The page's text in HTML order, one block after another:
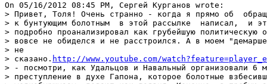
On 05/16/2012 08:45 PM, Сергей Курганов wrote:
> Привет, Толя! Очень странно - когда я прямо об
> к бунтующим болотным  в этой рассылке  написал,  и
> подробно проанализировал как грубейшую политическую
> вовсе не обиделся и не расстроился. А в моем
> не
> сказано. http://www.youtube.com/
> - посмотри, как Удальцов и Навальный организовали 6
> преступление в духе Гапона, которое болотные